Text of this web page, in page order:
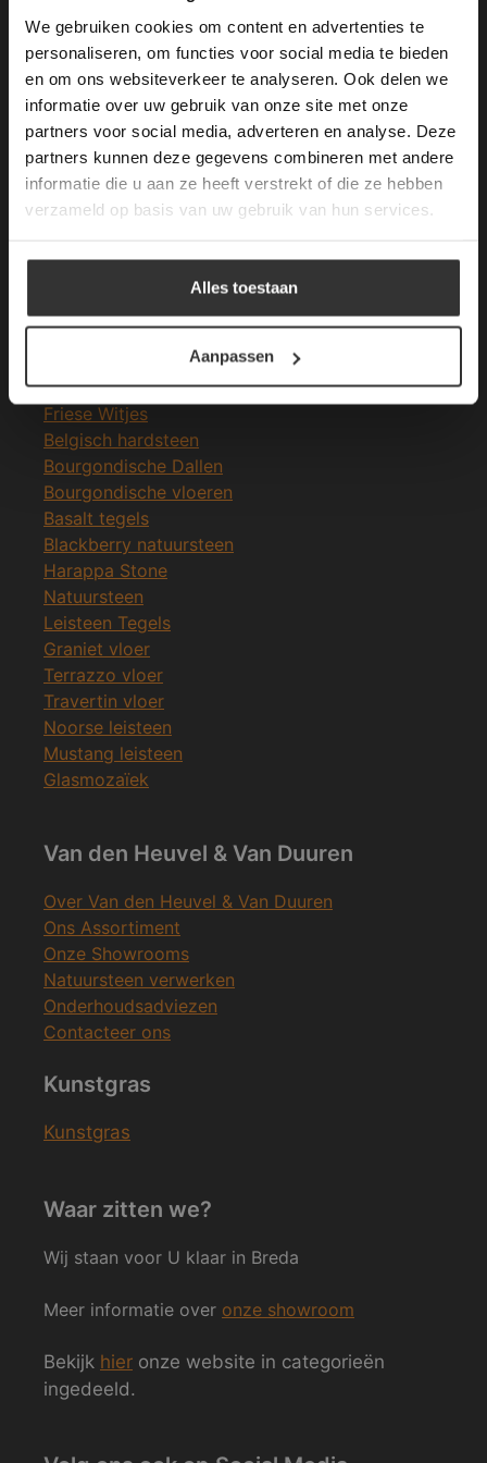
We gebruiken cookies om content en advertenties te
personaliseren, om functies voor social media te bieden
en om ons websiteverkeer te analyseren. Ook delen we
informatie over uw gebruik van onze site met onze
partners voor social media, adverteren en analyse. Deze
partners kunnen deze gegevens combineren met andere
informatie die u aan ze heeft verstrekt of die ze hebben
verzameld op basis van uw gebruik van hun services.
Alles toestaan
Aanpassen
Merken Glasmozaïek
Meeste Gezochte Natuursteen
Natuursteen vloeren
Leisteen terrastegels
Marmer tegels
Friese Witjes
Belgisch hardsteen
Bourgondische Dallen
Bourgondische vloeren
Basalt tegels
Blackberry natuursteen
Harappa Stone
Natuursteen
Leisteen Tegels
Graniet vloer
Terrazzo vloer
Travertin vloer
Noorse leisteen
Mustang leisteen
Glasmozaïek
Van den Heuvel & Van Duuren
Over Van den Heuvel & Van Duuren
Ons Assortiment
Onze Showrooms
Natuursteen verwerken
Onderhoudsadviezen
Contacteer ons
Kunstgras
Kunstgras
Waar zitten we?
Wij staan voor U klaar in Breda
Meer informatie over onze showroom
Bekijk hier onze website in categorieën
ingedeeld.
longer working. Please contact the website
administrator.
Deze website gebruikt cookies om de
gebruikerservaring te verbeteren. Door
gebruik te maken van onze website geeft u
toestemming voor alle cookies in
overeenstemming met ons cookiebeleid.Lees
verder
ALLES ACCEPTEREN
ALLES AFWIJZEN
DETAILS WEERGEVEN